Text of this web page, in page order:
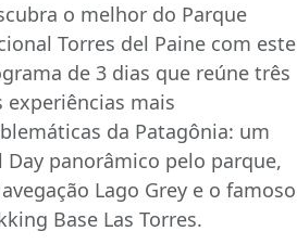
o melhor do Parque
Torres del Paine com este
de 3 dias que reúne três
experiências mais
da Patagônia: um
Day panorâmico pelo parque,
Lago Grey e o famoso
Base Las Torres.